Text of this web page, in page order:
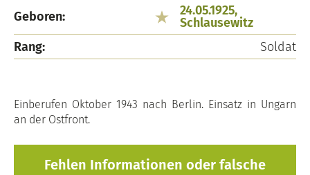
Geboren:
24.05.1925,
Schlausewitz
Rang:
Soldat
Einberufen Oktober 1943 nach Berlin. Einsatz in Ungarn
an der Ostfront.
Fehlen Informationen oder falsche